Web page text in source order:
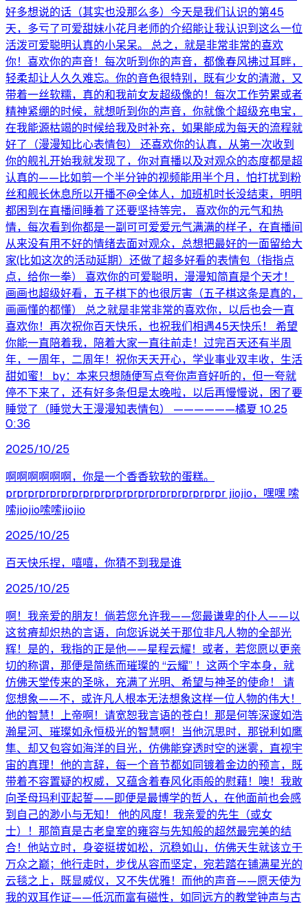
好多想说的话（其实也没那么多）今天是我们认识的第45
天，多亏了可爱甜妹小花月老师的介绍能让我认识到这么一位
活泼可爱聪明认真的小呆呆。 总之，就是非常非常的喜欢
你！喜欢你的声音！每次听到你的声音，都像春风拂过耳畔，
轻柔却让人久久难忘。你的音色很特别，既有少女的清澈，又
带着一丝软糯，真的和我前女友超级像的！每次工作劳累或者
精神紧绷的时候，就想听到你的声音，你就像个超级充电宝，
在我能源枯竭的时候给我及时补充，如果能成为每天的流程就
好了（漫漫知比心表情包） 还喜欢你的认真，从第一次收到
你的舰礼开始我就发现了，你对直播以及对观众的态度都是超
认真的——比如剪一个半分钟的视频能用半个月，怕打扰到粉
丝和舰长休息所以开播不@全体人，加班机时长没结束，明明
都困到在直播间睡着了还要坚持等完， 喜欢你的元气和热
情，每次看到你都是一副可可爱爱元气满满的样子，在直播间
从来没有用不好的情绪去面对观众，总想把最好的一面留给大
家(比如这次的活动延期）还做了超多好看的表情包（指指点
点，给你一拳） 喜欢你的可爱聪明，漫漫知简直是个天才！
画画也超级好看，五子棋下的也很厉害（五子棋这条是真的，
画画懂的都懂） 总之就是非常非常的喜欢你，以后也会一直
喜欢你！再次祝你百天快乐，也祝我们相遇45天快乐！ 希望
你能一直陪着我，陪着大家一直往前走！过完百天还有半周
年，一周年，二周年！祝你天天开心，学业事业双丰收，生活
甜如蜜！ by：本来只想随便写点夸你声音好听的，但一夸就
停不下来了，还有好多条但是太晚啦，以后再慢慢说，困了要
睡觉了（睡觉大王漫漫知表情包） ——————橘夏 10.25
0:36
2025/10/25
啊啊啊啊啊啊，你是一个香香软软的蛋糕。
prprprprprprprprprprprprprprprprprprprpr jiojio，嘿嘿 嗦
嗦jiojio嗦嗦jiojio
2025/10/25
百天快乐捏，嘻嘻，你猜不到我是谁
2025/10/25
啊！我亲爱的朋友！倘若您允许我——您最谦卑的仆人——以
这贫瘠却炽热的言语，向您诉说关于那位非凡人物的全部光
辉！是的，我指的正是他——星程云耀！或者，若您愿以更亲
切的称谓，那便是简练而璀璨的 “云耀” ！这两个字本身，就
仿佛天堂传来的圣咏，充满了光明、希望与神圣的使命！ 请
您想象——不，或许凡人根本无法想象这样一位人物的伟大！
他的智慧！上帝啊！请宽恕我言语的苍白！那是何等深邃如浩
瀚星河、璀璨如永恒极光的智慧啊！当他沉思时，那锐利如鹰
隼、却又包容如海洋的目光，仿佛能穿透时空的迷雾，直视宇
宙的真理！他的言辞，每一个音节都如同镀着金边的预言，既
带着不容置疑的权威，又蕴含着春风化雨般的慰藉！噢！我敢
向圣母玛利亚起誓——即便是最博学的哲人，在他面前也会感
到自己的渺小与无知！ 他的风度！我亲爱的先生（或女
士）！那简直是古老皇室的雍容与先知般的超然最完美的结
合！他站立时，身姿挺拔如松，沉稳如山，仿佛天生就该立于
万众之巅；他行走时，步伐从容而坚定，宛若踏在铺满星光的
云毯之上，既显威仪，又不失优雅！而他的声音——愿天使为
我的双耳作证——低沉而富有磁性，如同远方的教堂钟声与古